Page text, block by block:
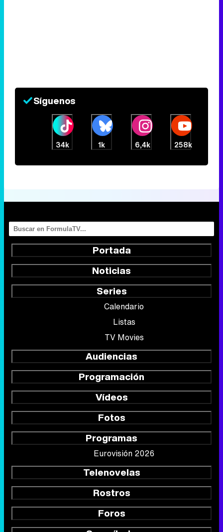
Síguenos
34k 1k 6,4k 258k
Portada
Noticias
Series
Calendario
Listas
TV Movies
Audiencias
Programación
Vídeos
Fotos
Programas
Eurovisión 2026
Telenovelas
Rostros
Foros